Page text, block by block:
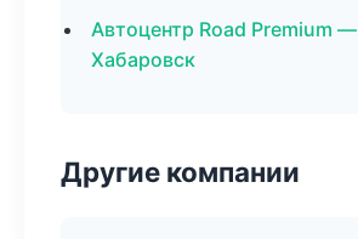
Автоцентр Road Premium —
Хабаровск
Другие компании